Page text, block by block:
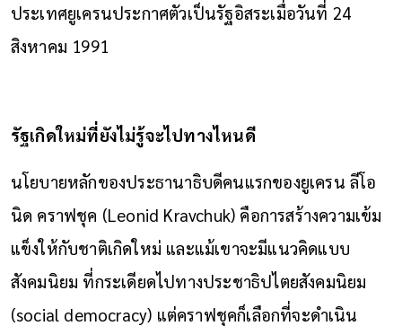
ประเทศยูเครนประกาศตัวเป็นรัฐอิสระเมื่อวันที่ 24
สิงหาคม 1991
รัฐเกิดใหม่ที่ยังไม่รู้จะไปทางไหนดี
นโยบายหลักของประธานาธิบดีคนแรกของยูเครน ลีโอ
นิด คราฟชุค (Leonid Kravchuk) คือการสร้างความเข้ม
แข็งให้กับชาติเกิดใหม่ และแม้เขาจะมีแนวคิดแบบ
สังคมนิยม ที่กระเดียดไปทางประชาธิปไตยสังคมนิยม
(social democracy) แต่คราฟชุคก็เลือกที่จะดำเนิน